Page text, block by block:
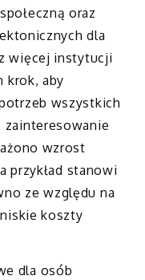
oraz
dla
więcej instytucji
krok, aby
wszystkich
wzrost
przykład stanowi
ze względu na
koszty
dla osób